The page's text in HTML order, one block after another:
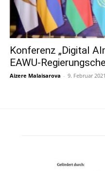
Konferenz „Digital
EAWU-
Aizere Malaisarova - 9. Februar 2021